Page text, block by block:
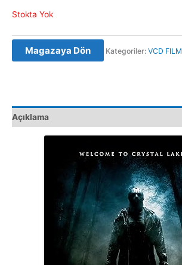
Stokta Yok
Magazaya Dön Kategoriler: VCD FILM
Açıklama